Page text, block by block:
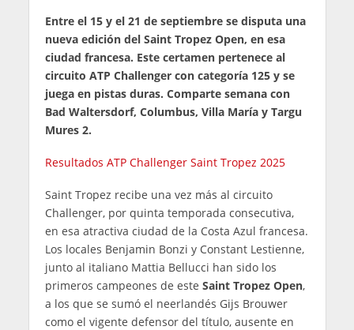
Entre el 15 y el 21 de septiembre se disputa una
nueva edición del Saint Tropez Open, en esa
ciudad francesa. Este certamen pertenece al
circuito ATP Challenger con categoría 125 y se
juega en pistas duras. Comparte semana con
Bad Waltersdorf, Columbus, Villa María y Targu
Mures 2.
Resultados ATP Challenger Saint Tropez 2025
Saint Tropez recibe una vez más al circuito
Challenger, por quinta temporada consecutiva,
en esa atractiva ciudad de la Costa Azul francesa.
Los locales Benjamin Bonzi y Constant Lestienne,
junto al italiano Mattia Bellucci han sido los
primeros campeones de este Saint Tropez Open,
a los que se sumó el neerlandés Gijs Brouwer
como el vigente defensor del título, ausente en